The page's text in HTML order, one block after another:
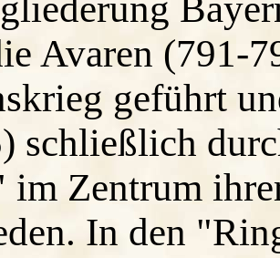
Avaren (791-
geführt
schließlich
Zentrum
In den